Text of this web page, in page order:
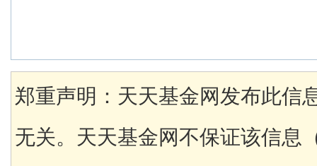
郑重声明：天天基金网发布此信
无关。天天基金网不保证该信息